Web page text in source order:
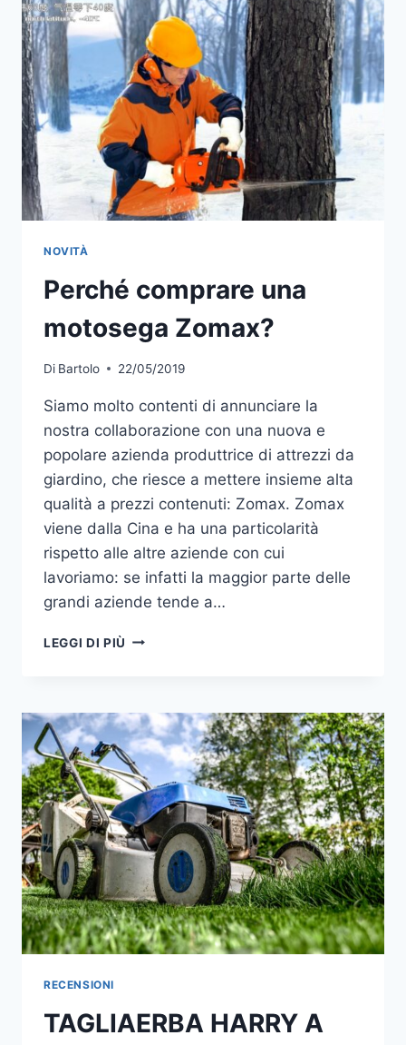
LITIO
EGO
POWER+
NOVITÀ
Perché comprare una
motosega Zomax?
Di Bartolo 22/05/2019
Siamo molto contenti di annunciare la
nostra collaborazione con una nuova e
popolare azienda produttrice di attrezzi da
giardino, che riesce a mettere insieme alta
qualità a prezzi contenuti: Zomax. Zomax
viene dalla Cina e ha una particolarità
rispetto alle altre aziende con cui
lavoriamo: se infatti la maggior parte delle
grandi aziende tende a…
LEGGI DI PIÙ PERCHÉ
ZOMAX?
RECENSIONI
TAGLIAERBA HARRY A